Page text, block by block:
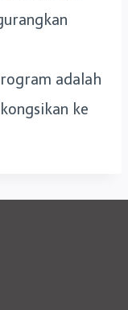
adalah
ke